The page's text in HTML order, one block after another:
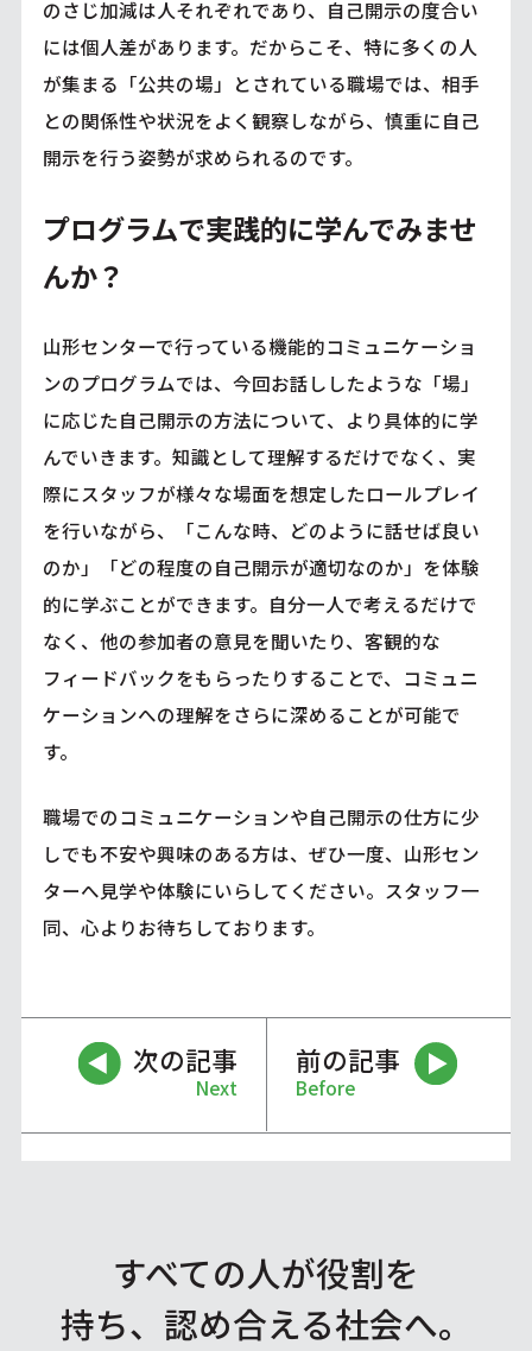
のさじ加減は人それぞれであり、自己開示の度合い
には個人差があります。だからこそ、特に多くの人
が集まる「公共の場」とされている職場では、相手
との関係性や状況をよく観察しながら、慎重に自己
開示を行う姿勢が求められるのです。
プログラムで実践的に学んでみませ
んか？
山形センターで行っている機能的コミュニケーショ
ンのプログラムでは、今回お話ししたような「場」
に応じた自己開示の方法について、より具体的に学
んでいきます。知識として理解するだけでなく、実
際にスタッフが様々な場面を想定したロールプレイ
を行いながら、「こんな時、どのように話せば良い
のか」「どの程度の自己開示が適切なのか」を体験
的に学ぶことができます。自分一人で考えるだけで
なく、他の参加者の意見を聞いたり、客観的な
フィードバックをもらったりすることで、コミュニ
ケーションへの理解をさらに深めることが可能で
す。
職場でのコミュニケーションや自己開示の仕方に少
しでも不安や興味のある方は、ぜひ一度、山形セン
ターへ見学や体験にいらしてください。スタッフ一
同、心よりお待ちしております。
次の記事
Next
前の記事
Before
すべての人が役割を
持ち、認め合える社会へ。